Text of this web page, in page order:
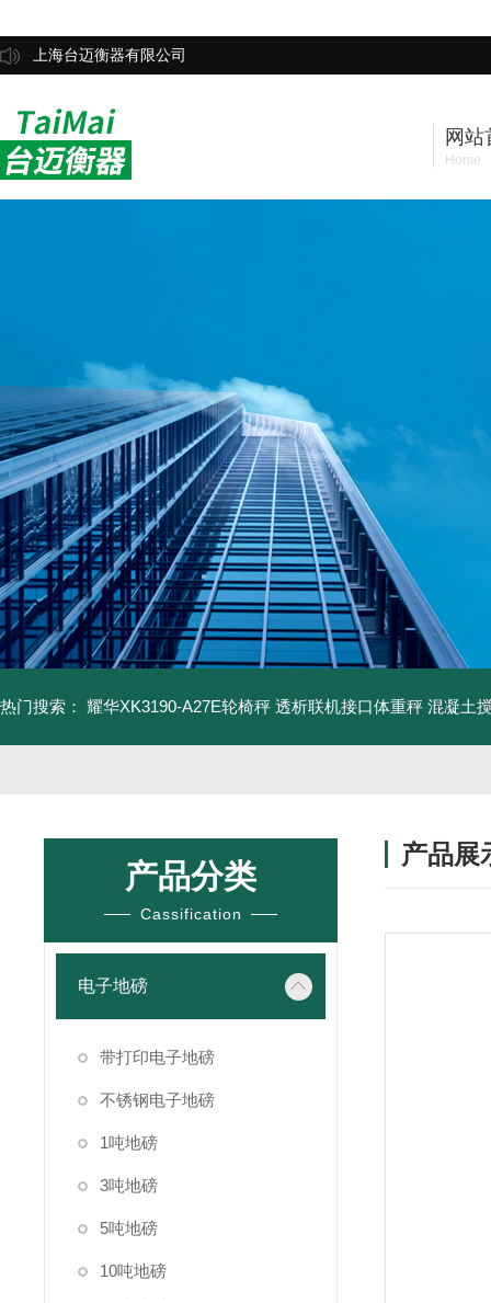
上海台迈衡器有限公司
网站
Home
热门搜索： 耀华XK3190-A27E轮椅秤 透析联机接口体重秤 混凝土
产品分类
Cassification
电子地磅
带打印电子地磅
不锈钢电子地磅
1吨地磅
3吨地磅
5吨地磅
10吨地磅
产品展